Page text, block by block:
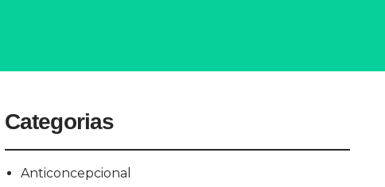
Categorias
Anticoncepcional